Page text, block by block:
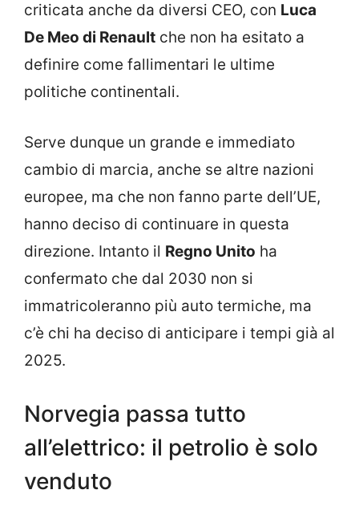
criticata anche da diversi CEO, con Luca
De Meo di Renault che non ha esitato a
definire come fallimentari le ultime
politiche continentali.
Serve dunque un grande e immediato
cambio di marcia, anche se altre nazioni
europee, ma che non fanno parte dell’UE,
hanno deciso di continuare in questa
direzione. Intanto il Regno Unito ha
confermato che dal 2030 non si
immatricoleranno più auto termiche, ma
c’è chi ha deciso di anticipare i tempi già al
2025.
Norvegia passa tutto
all’elettrico: il petrolio è solo
venduto